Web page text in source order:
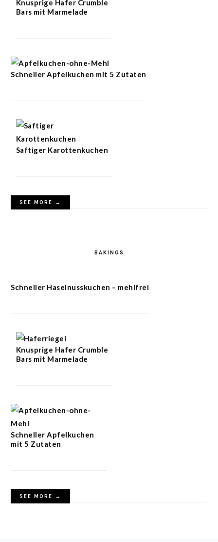
Knusprige Hafer Crumble
Bars mit Marmelade
Schneller Apfelkuchen mit 5 Zutaten
Saftiger Karottenkuchen
SEE MORE →
BAKINGS
Schneller Haselnusskuchen – mehlfrei
Knusprige Hafer Crumble
Bars mit Marmelade
Schneller Apfelkuchen
mit 5 Zutaten
SEE MORE →